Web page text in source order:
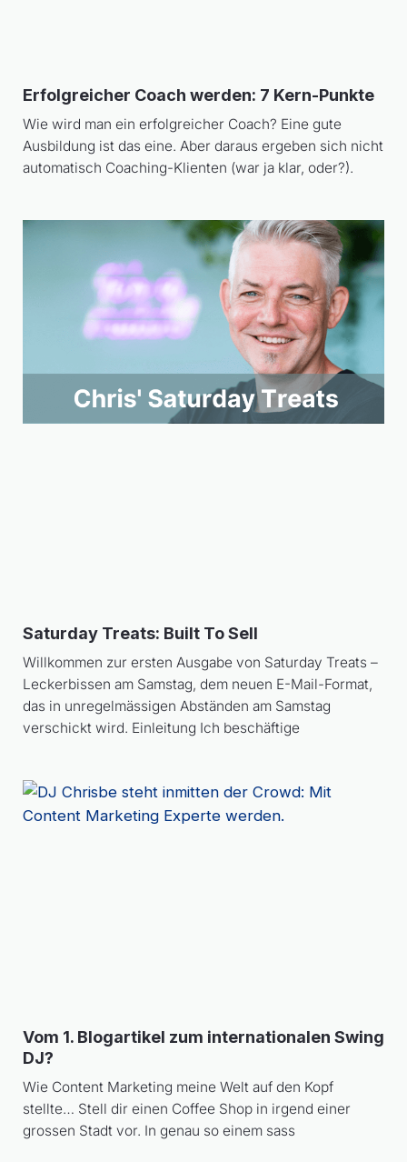
Erfolgreicher Coach werden: 7 Kern-Punkte
Wie wird man ein erfolgreicher Coach? Eine gute
Ausbildung ist das eine. Aber daraus ergeben sich nicht
automatisch Coaching-Klienten (war ja klar, oder?).
Saturday Treats: Built To Sell
Willkommen zur ersten Ausgabe von Saturday Treats –
Leckerbissen am Samstag, dem neuen E-Mail-Format,
das in unregelmässigen Abständen am Samstag
verschickt wird. Einleitung Ich beschäftige
Vom 1. Blogartikel zum internationalen Swing
DJ?
Wie Content Marketing meine Welt auf den Kopf
stellte… Stell dir einen Coffee Shop in irgend einer
grossen Stadt vor. In genau so einem sass